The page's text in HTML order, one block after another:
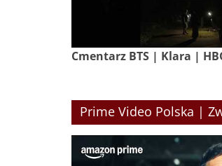
Cmentarz BTS | Klara |
Prime Video Polska |